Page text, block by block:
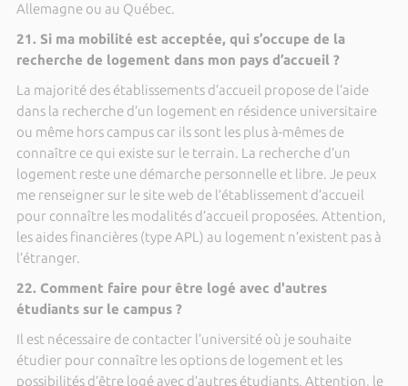
Allemagne ou au Québec.
21. Si ma mobilité est acceptée, qui s’occupe de la
recherche de logement dans mon pays d’accueil ?
La majorité des établissements d’accueil propose de l’aide
dans la recherche d’un logement en résidence universitaire
ou même hors campus car ils sont les plus à-mêmes de
connaître ce qui existe sur le terrain. La recherche d’un
logement reste une démarche personnelle et libre. Je peux
me renseigner sur le site web de l’établissement d’accueil
pour connaître les modalités d’accueil proposées. Attention,
les aides financières (type APL) au logement n’existent pas à
l’étranger.
22. Comment faire pour être logé avec d'autres
étudiants sur le campus ?
Il est nécessaire de contacter l’université où je souhaite
étudier pour connaître les options de logement et les
possibilités d’être logé avec d’autres étudiants. Attention, le